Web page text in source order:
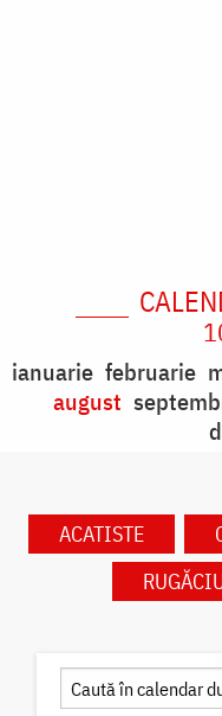
ianuarie februarie
august
ACATISTE